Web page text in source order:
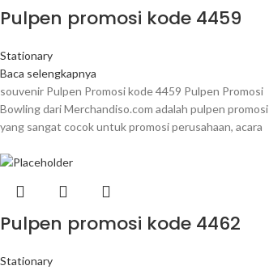
Pulpen promosi kode 4459
Stationary
Baca selengkapnya
souvenir Pulpen Promosi kode 4459 Pulpen Promosi
Bowling dari Merchandiso.com adalah pulpen promosi
yang sangat cocok untuk promosi perusahaan, acara
Pulpen promosi kode 4462
Stationary